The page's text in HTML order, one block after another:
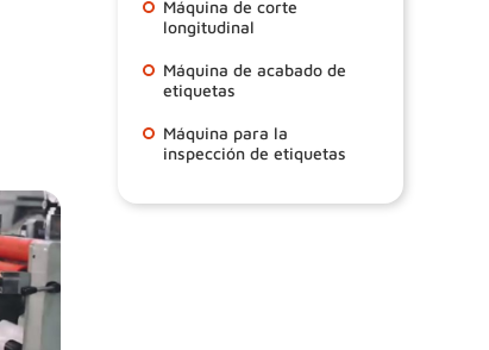
Máquina de corte
longitudinal
Máquina de acabado de
etiquetas
Máquina para la
inspección de etiquetas